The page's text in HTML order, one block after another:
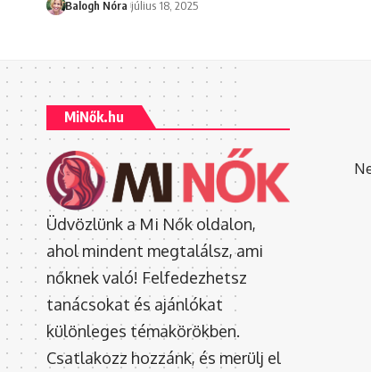
Balogh Nóra július 18, 2025
MiNők.hu
Üdvözlünk a Mi Nők oldalon,
ahol mindent megtalálsz, ami
nőknek való! Felfedezhetsz
tanácsokat és ajánlókat
különleges témakörökben.
Csatlakozz hozzánk, és merülj el